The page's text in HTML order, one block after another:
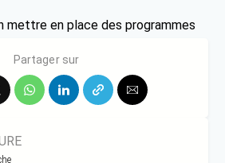
mettre en place des programmes
Partager sur